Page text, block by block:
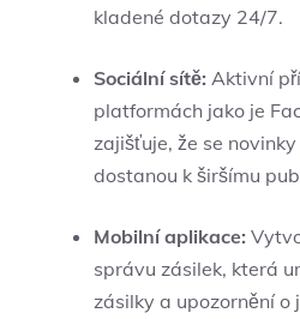
kladené dotazy 24/7.
Sociální sítě: Aktivní
platformách jako je
zajišťuje, že se
dostanou k širšímu
Mobilní aplikace:
správu zásilek, která
zásilky a upozornění o